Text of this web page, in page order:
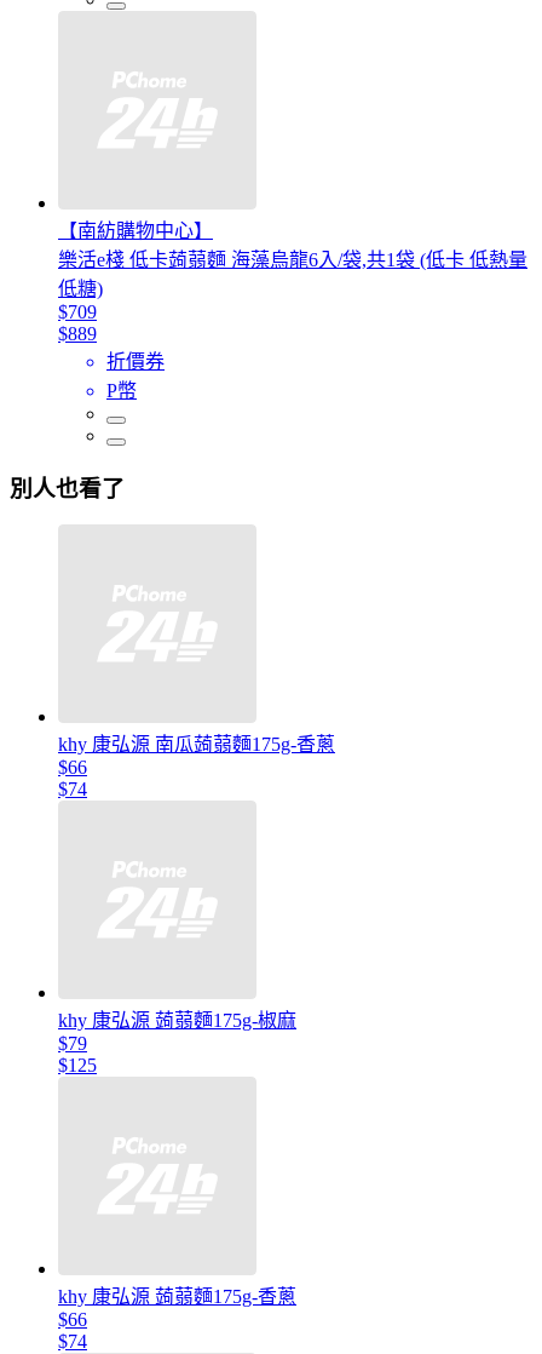
【南紡購物中心】
樂活e棧 低卡蒟蒻麵 海藻烏龍6入/袋,共1袋 (低卡 低熱量
低糖)
$709
$889
折價券
P幣
別人也看了
khy 康弘源 南瓜蒟蒻麵175g-香蔥
$66
$74
khy 康弘源 蒟蒻麵175g-椒麻
$79
$125
khy 康弘源 蒟蒻麵175g-香蔥
$66
$74